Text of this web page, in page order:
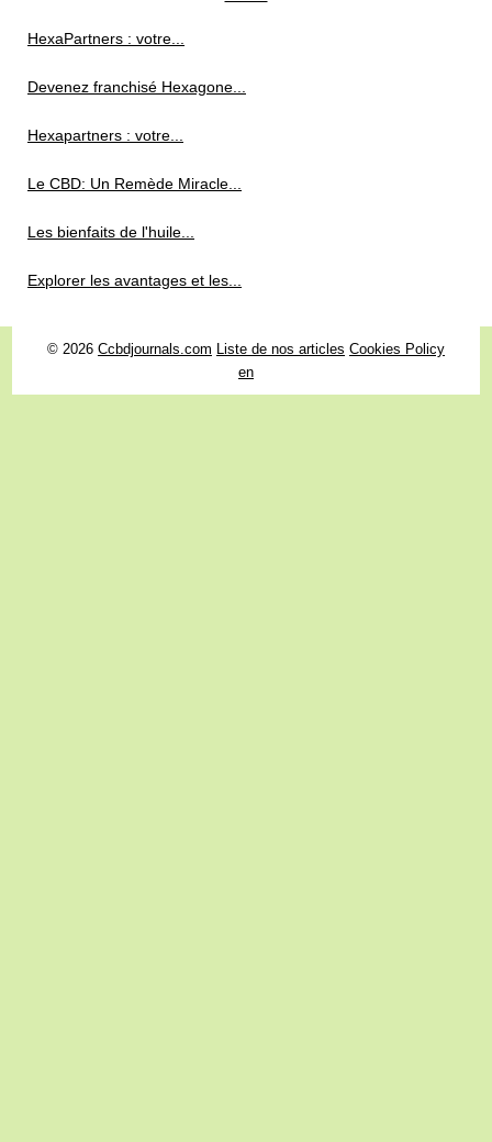
HexaPartners : votre...
Devenez franchisé Hexagone...
Hexapartners : votre...
Le CBD: Un Remède Miracle...
Les bienfaits de l'huile...
Explorer les avantages et les...
© 2026 Ccbdjournals.com Liste de nos articles Cookies Policy
en